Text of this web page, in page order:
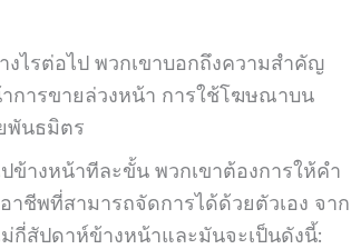
ไรต่อไป พวกเขาบอกถึงความสำคัญ
การขายล่วงหน้า การใช้โฆษณาบน
พันธมิตร
ข้างหน้าทีละขั้น พวกเขาต้องการให้คำ
ชีพที่สามารถจัดการได้ด้วยตัวเอง จาก
กี่สัปดาห์ข้างหน้าและมันจะเป็นดังนี้: